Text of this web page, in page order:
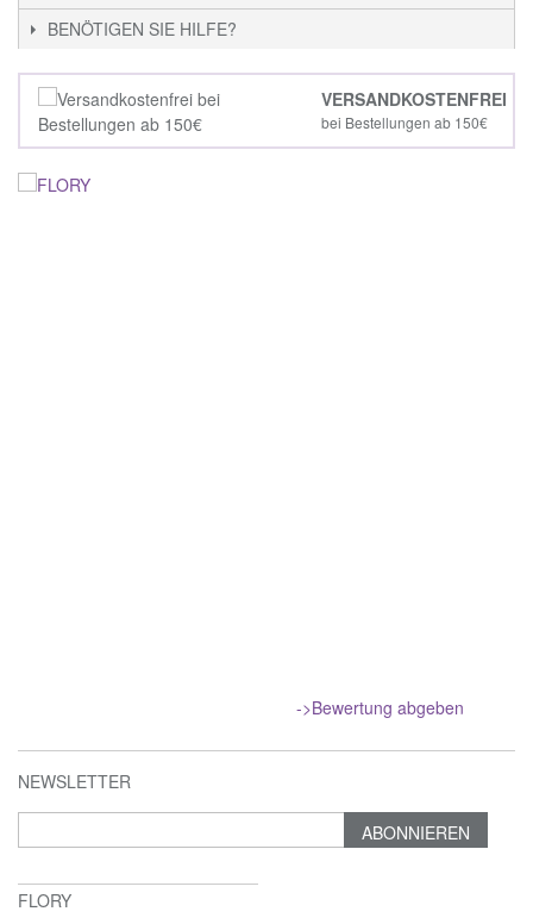
BENÖTIGEN SIE HILFE?
VERSANDKOSTENFREI
bei Bestellungen ab 150€
->Bewertung abgeben
NEWSLETTER
ABONNIEREN
FLORY